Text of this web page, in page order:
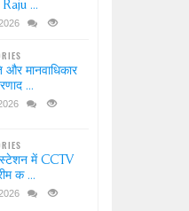
...
और मानवाधिकार
...
में CCTV
क ...